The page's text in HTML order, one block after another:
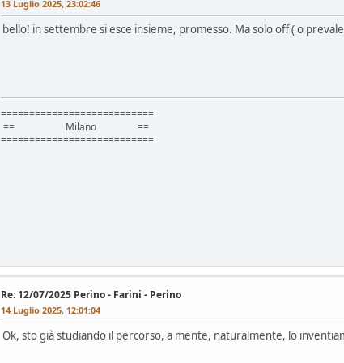
13 Luglio 2025, 23:02:46
bello! in settembre si esce insieme, promesso. Ma solo off ( o
===========================
== Milano ==
===========================
Re: 12/07/2025 Perino - Farini - Perino
14 Luglio 2025, 12:01:04
Ok, sto già studiando il percorso, a mente, naturalmente, lo